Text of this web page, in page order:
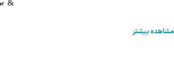
مشاهده بیشتر